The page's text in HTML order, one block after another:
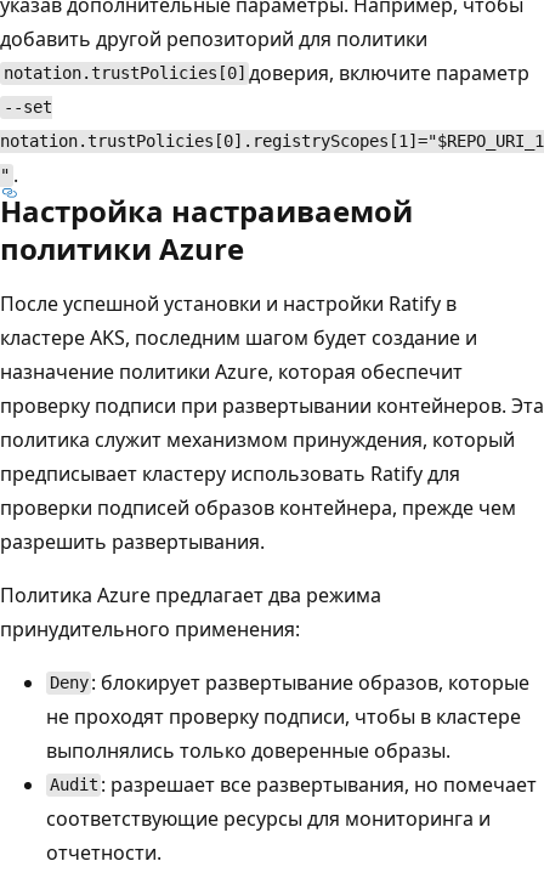
добавить другой репозиторий для политики
notation.trustPolicies[0] доверия, включите параметр
--set
notation.trustPolicies[0].registryScopes[1]="$REPO_URI_1
" .
Настройка настраиваемой
политики Azure
После успешной установки и настройки Ratify в
кластере AKS, последним шагом будет создание и
назначение политики Azure, которая обеспечит
проверку подписи при развертывании контейнеров. Эта
политика служит механизмом принуждения, который
предписывает кластеру использовать Ratify для
проверки подписей образов контейнера, прежде чем
разрешить развертывания.
Политика Azure предлагает два режима
принудительного применения:
Deny : блокирует развертывание образов, которые
не проходят проверку подписи, чтобы в кластере
выполнялись только доверенные образы.
Audit : разрешает все развертывания, но помечает
соответствующие ресурсы для мониторинга и
отчетности.